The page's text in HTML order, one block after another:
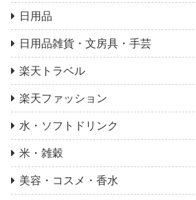
日用品
日用品雑貨・文房具・手芸
楽天トラベル
楽天ファッション
水・ソフトドリンク
米・雑穀
美容・コスメ・香水